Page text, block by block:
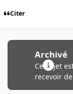
Citer
Archivé
Ce sujet
recevoir